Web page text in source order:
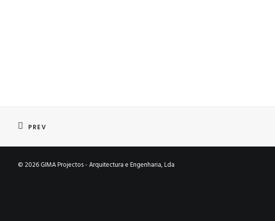
PREV
© 2026 GIMA Projectos - Arquitectura e Engenharia, Lda